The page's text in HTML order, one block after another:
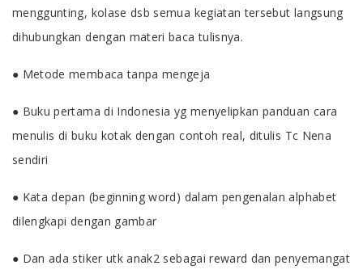
menggunting, kolase dsb semua kegiatan tersebut langsung
dihubungkan dengan materi baca tulisnya.
● Metode membaca tanpa mengeja
● Buku pertama di Indonesia yg menyelipkan panduan cara
menulis di buku kotak dengan contoh real, ditulis Tc Nena
sendiri
● Kata depan (beginning word) dalam pengenalan alphabet
dilengkapi dengan gambar
● Dan ada stiker utk anak2 sebagai reward dan penyemangat